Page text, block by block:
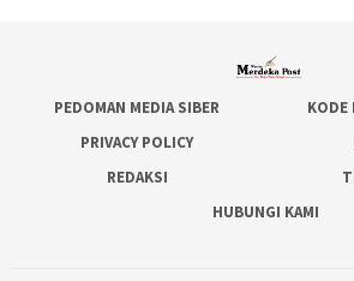
PEDOMAN MEDIA SIBER
KODE
PRIVACY POLICY
REDAKSI
HUBUNGI KAMI